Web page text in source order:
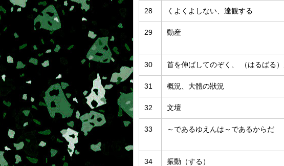
28 くよくよしない、達観する
29 動産
30 首を伸ばしてのぞく、 （はるばる
31 概況、大體の狀況
32 文壇
33 ～であるゆえんは～であるからだ
34 振動（する）